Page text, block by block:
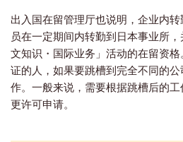
出入国在留管理厅也说明，企业内
员在一定期间内转勤到日本事业所
文知识・国际业务」活动的在留资
证的人，如果要跳槽到完全不同的
作。一般来说，需要根据跳槽后的
更许可申请。